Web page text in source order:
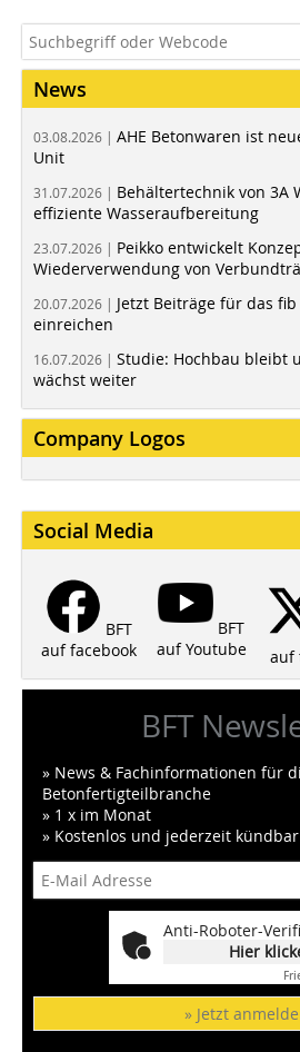
News
03.08.2026 | AHE Betonwaren ist
Unit
31.07.2026 | Behältertechnik von 3A
effiziente Wasseraufbereitung
23.07.2026 | Peikko entwickelt
Wiederverwendung von
20.07.2026 | Jetzt Beiträge für das
einreichen
16.07.2026 | Studie: Hochbau bleibt
wächst weiter
Company Logos
Social Media
BFT
auf facebook
BFT
auf Youtube
auf
BFT
» News & Fachinformationen für
Betonfertigteilbranche
» 1 x im Monat
» Kostenlos und jederzeit kündbar
Anti-Roboter-
Hier
» Jetzt